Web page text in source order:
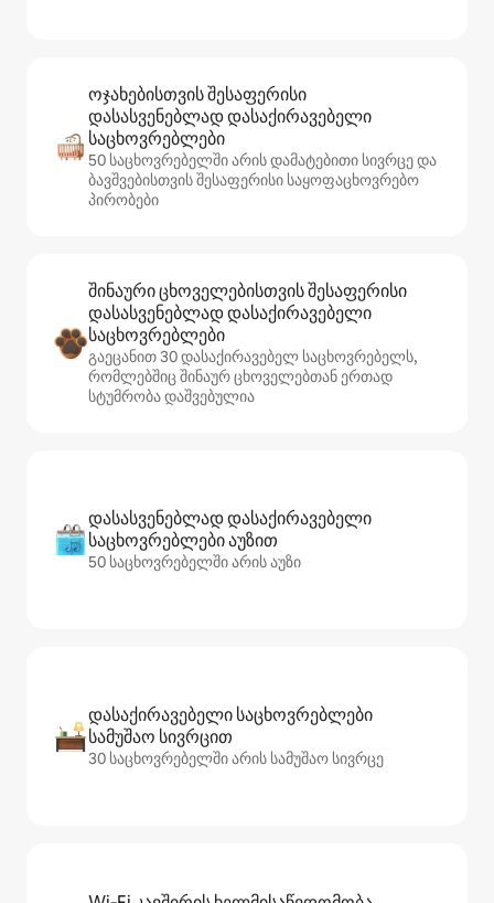
ოჯახებისთვის შესაფერისი
დასასვენებლად დასაქირავებელი
საცხოვრებლები
50 საცხოვრებელში არის დამატებითი სივრცე და
ბავშვებისთვის შესაფერისი საყოფაცხოვრებო
პირობები
შინაური ცხოველებისთვის შესაფერისი
დასასვენებლად დასაქირავებელი
საცხოვრებლები
გაეცანით 30 დასაქირავებელ საცხოვრებელს,
რომლებშიც შინაურ ცხოველებთან ერთად
სტუმრობა დაშვებულია
დასასვენებლად დასაქირავებელი
საცხოვრებლები აუზით
50 საცხოვრებელში არის აუზი
დასაქირავებელი საცხოვრებლები
სამუშაო სივრცით
30 საცხოვრებელში არის სამუშაო სივრცე